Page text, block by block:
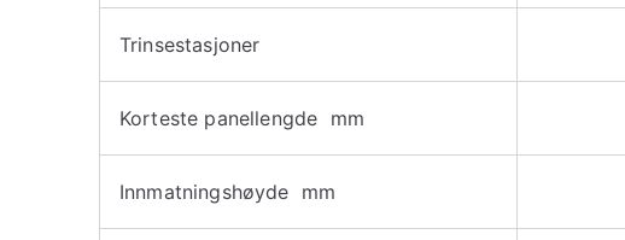
Trinsestasjoner
Korteste panellengde mm
Innmatningshøyde mm